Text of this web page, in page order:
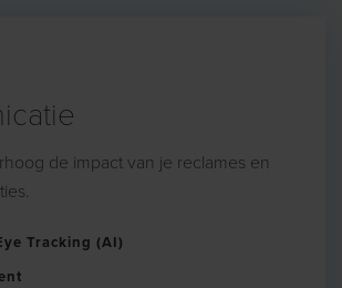
de impact van je reclames en
Tracking (AI)